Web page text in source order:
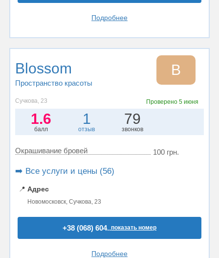
Подробнее
Blossom
Пространство красоты
B
Сучкова, 23 Проверено5 июня
1.6
балл
1
отзыв
79
звонков
Окрашивание бровей 100 грн.
➡️ Все услуги и цены (56)
📍 Адрес
Новомосковск, Сучкова, 23
+38 (068) 604..показать номер
Подробнее